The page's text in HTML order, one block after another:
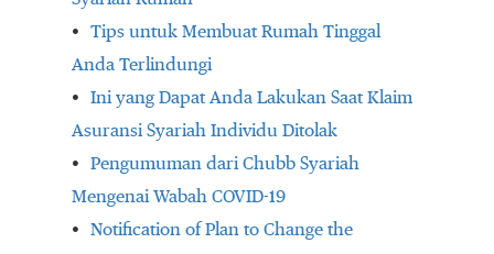
Tips untuk Membuat Rumah Tinggal
Anda Terlindungi
Ini yang Dapat Anda Lakukan Saat Klaim
Asuransi Syariah Individu Ditolak
Pengumuman dari Chubb Syariah
Mengenai Wabah COVID-19
Notification of Plan to Change the